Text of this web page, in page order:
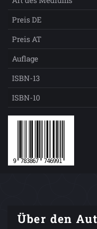
Preis DE
Preis AT
Auflage
ISBN-13
ISBN-10
Über den